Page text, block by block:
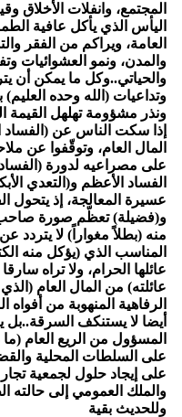
المجتمع، وانفلات الأخلاق
اليأس الذي يأكل عافية
العامة، ويراكم من الفقر
والمدن، ونمو العشوائيات
والحياتي..وكل ما يمكن أن
وتداعيات (الله وحده
ونذر مشؤومة تهلهل القيمة
إذا سكت الناس عن (الفساد
المال العام، وتوقّفوا عن
على مصراعيه لدورة
الفساد الأعظم و(التعدي
عسيرة المعالجة، إذ يتحول
و(فضيلة) تعظّم صورة صاحب
منه (بطلاً مغواراً) لا يتردد
المناسب الذي (يؤكل منه
عائلها الحرام، ولا تراه
عائلته) من المال العام
الرفاهية المنهوبة من
أيضا لا يستنكف
المسؤول من الريع العام
على السلطات المحلية
على إيجاد حلول لجمعية تجار
والملك العمومي إلى حالته
وللحديث بقية